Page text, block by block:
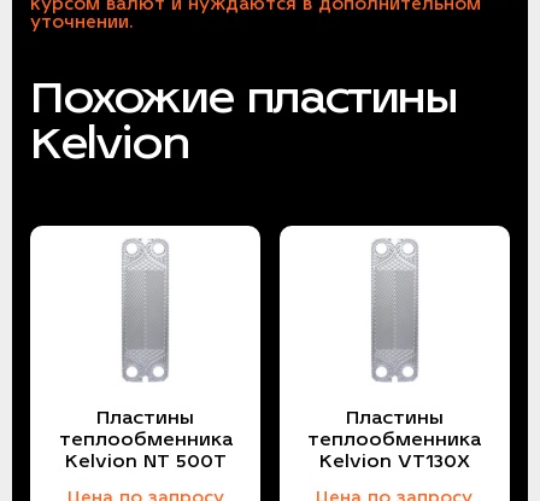
уточнении.
Похожие пластины
Kelvion
Пластины
теплообменника
Kelvion NT 500T
Пластины
теплообменника
Kelvion VT130X